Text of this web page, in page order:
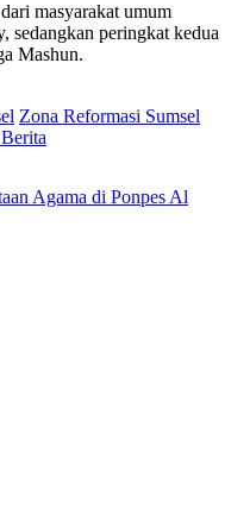
masyarakat umum
sedangkan peringkat kedua
Mashun.
Zona Reformasi Sumsel
Agama di Ponpes Al